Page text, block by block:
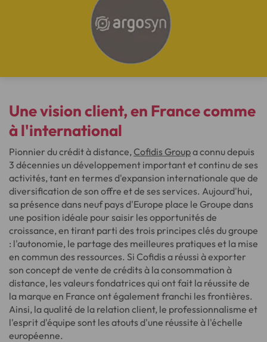
Une vision client, en France comme
à l'international
Pionnier du crédit à distance, Cofidis Groupa connu depuis
3 décennies un développement important et continu de ses
activités, tant en termes d'expansion internationale que de
diversification de son offre et de ses services. Aujourd'hui,
sa présence dans neuf pays d'Europe place le Groupe dans
une position idéale pour saisir les opportunités de
croissance, en tirant parti des trois principes clés du groupe
: l'autonomie, le partage des meilleures pratiques et la mise
en commun des ressources. Si Cofidis a réussi à exporter
son concept de vente de crédits à la consommation à
distance, les valeurs fondatrices qui ont fait la réussite de
la marque en France ont également franchi les frontières.
Ainsi, la qualité de la relation client, le professionnalisme et
l'esprit d'équipe sont les atouts d'une réussite à l'échelle
européenne.